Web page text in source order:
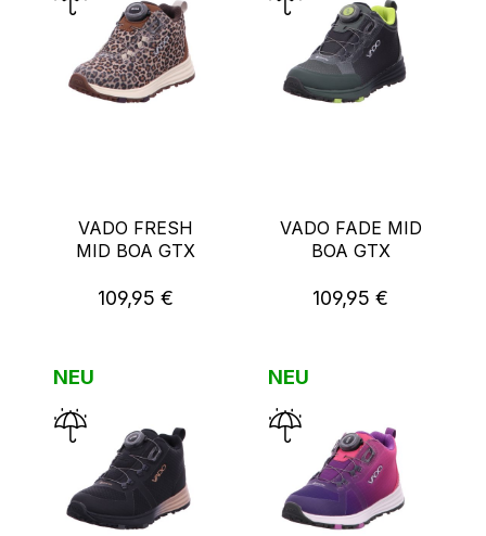
VADO FRESH
MID BOA GTX
Regulärer Preis:
109,95 €
VADO FADE MID
BOA GTX
Regulärer Preis:
109,95 €
NEU NEU